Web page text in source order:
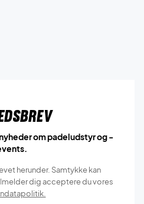
om padeludstyr og -
herunder. Samtykke kan
dig acceptere du vores